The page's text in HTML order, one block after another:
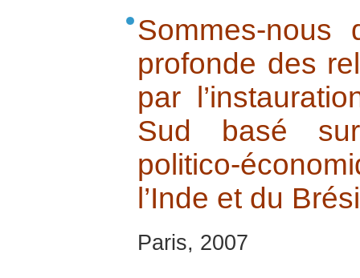
Sommes-nous
profonde des
par
Sud basé
politico-
l’Inde et du
Paris, 2007